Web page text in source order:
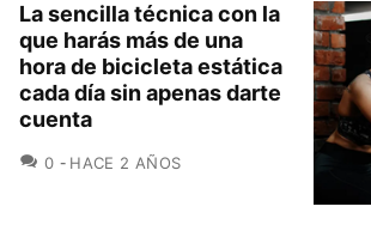
La sencilla técnica con la
que harás más de una
hora de bicicleta estática
cada día sin apenas darte
cuenta
0 COMENTARIOS
HACE 2 AÑOS